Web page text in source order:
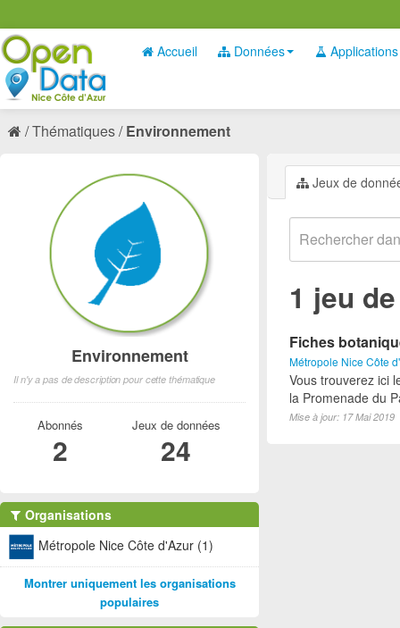
Accueil Données Applications
Thématiques Environnement
Jeux de
1 jeu
Fiches
Métropole Nice Côte
Vous trouverez ici
la Promenade du
Mise à jour: 17 Mai 2019
Environnement
Il n'y a pas de description pour cette thématique
Abonnés
2
Jeux de données
24
Organisations
Métropole Nice Côte d'Azur (1)
Montrer uniquement les organisations
populaires